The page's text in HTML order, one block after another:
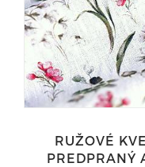
RUŽOVÉ
PREDPRANÝ